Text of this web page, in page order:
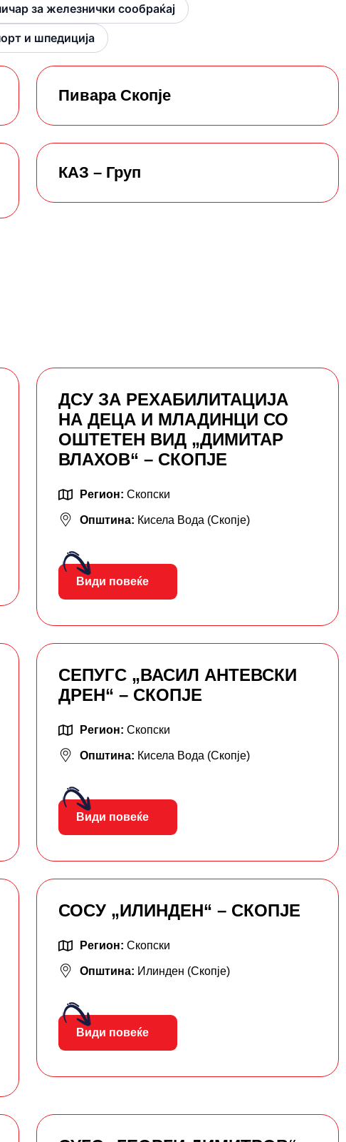
за железнички сообраќај
и шпедиција
Пивара Скопје
КАЗ – Груп
ДСУ ЗА РЕХАБИЛИТАЦИЈА
НА ДЕЦА И МЛАДИНЦИ СО
ОШТЕТЕН ВИД „ДИМИТАР
ВЛАХОВ“ – СКОПЈЕ
Регион: Скопски
Општина: Кисела Вода (Скопје)
Види повеќе
СЕПУГС „ВАСИЛ АНТЕВСКИ
ДРЕН“ – СКОПЈЕ
Регион: Скопски
Општина: Кисела Вода (Скопје)
Види повеќе
СОСУ „ИЛИНДЕН“ – СКОПЈЕ
Регион: Скопски
Општина: Илинден (Скопје)
Види повеќе